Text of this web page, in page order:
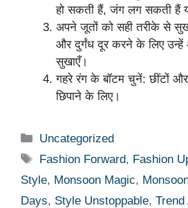
हो सकती हैं, जंग लग सकती हैं
अपने जूतों को सही तरीके से
और दुर्गंध दूर करने के लिए
सुखाएँ।
गहरे रंग के बॉटम चुनें: छींटों
छिपाने के लिए।
Categories
Uncategorized
Tags
Fashion Forward, Fashion
Style, Monsoon Magic,
Days, Style Unstoppable, Trend